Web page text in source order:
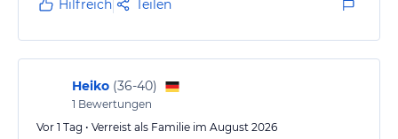
Bar wurde ab Anfang Juni zu abends auch morgens
und mittags zum A la…
Hilfreich Teilen
Heiko (36-40)
1 Bewertungen
Vor 1 Tag • Verreist als Familie im August 2026